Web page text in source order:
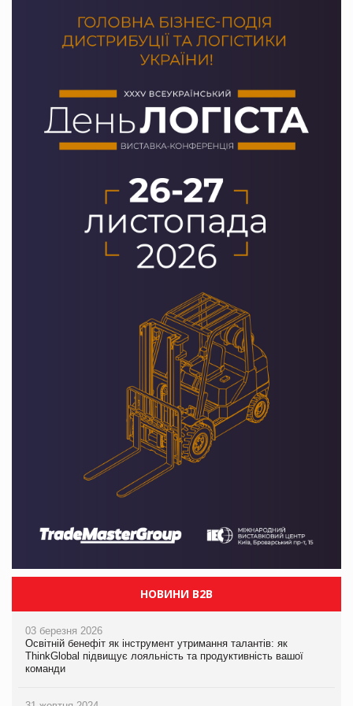
НОВИНИ B2B
03 березня 2026
Освітній бенефіт як інструмент утримання талантів: як
ThinkGlobal підвищує лояльність та продуктивність вашої
команди